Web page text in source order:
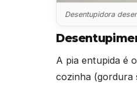
Desentupidora
A pia entupida é
cozinha (gordura